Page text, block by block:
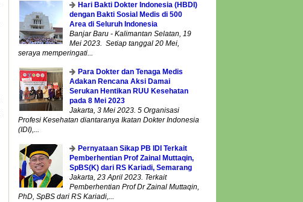
Hari Bakti Dokter Indonesia (HBDI)
dengan Bakti Sosial Medis di 500
Area di Seluruh Indonesia
Banjar Baru - Kalimantan Selatan, 19
Mei 2023. Setiap tanggal 20 Mei,
seraya memperingati...
Para Dokter dan Tenaga Medis
Adakan Rencana Aksi Damai
Serukan Hentikan RUU Kesehatan
pada 8 Mei 2023
Jakarta, 3 Mei 2023. 5 Organisasi
Profesi Kesehatan diantaranya Ikatan Dokter Indonesia
(IDI),...
Pernyataan Sikap PB IDI Terkait
Pemberhentian Prof Zainal Muttaqin,
SpBS(K) dari RS Kariadi, Semarang
Jakarta, 23 April 2023. Terkait
Pemberhentian Prof Dr Zainal Muttaqin,
PhD, SpBS dari RS Kariadi,...